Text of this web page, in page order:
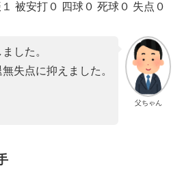
被安打０ 四球０ 死球０ 失点０
父ちゃん
した。
失点に抑えました。